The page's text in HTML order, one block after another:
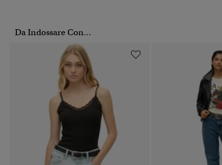
Da Indossare Con...